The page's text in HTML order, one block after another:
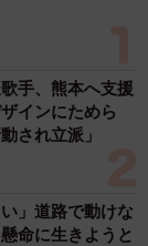
手、熊本へ支援
インにためら
され立派」
」道路で動けな
命に生きようと